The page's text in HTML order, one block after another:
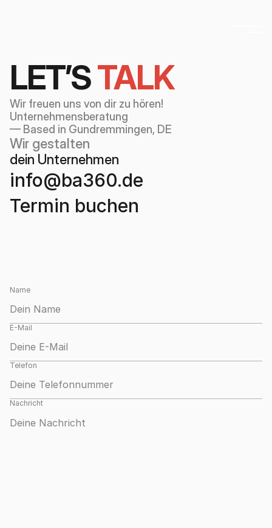
LET’S TALK
Wir freuen uns von dir zu hören!
Unternehmensberatung
— Based in Gundremmingen, DE
Wir gestalten
dein Unternehmen
info@ba360.de
Termin buchen
Name
E-Mail
Telefon
Nachricht